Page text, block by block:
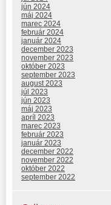
jún 2024
máj 2024
marec 2024
február 2024
január 2024
december 2023
november 2023
október 2023
september 2023
august 2023
júl 2023
jún 2023
máj 2023
apríl 2023
marec 2023
február 2023
január 2023
december 2022
november 2022
október 2022
september 2022